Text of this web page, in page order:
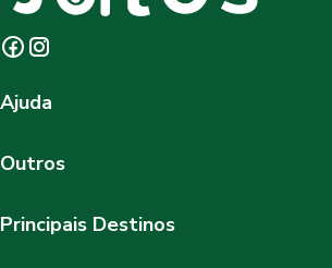
Ajuda
Outros
Principais Destinos